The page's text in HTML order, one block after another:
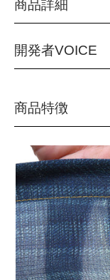
サイズ
商品詳細
品番：TRP5008S
カラー：
(9120)デニムブ
ウレタン16％(
生産国：中国
開発者VOICE
会も増えてきまし
のないモノ作り」
がれています。
今回リリースする
大きく2つの進化が
ひとつ目はポケッ
これまでR×Lの6ポ
てきましたが、今
商品特徴